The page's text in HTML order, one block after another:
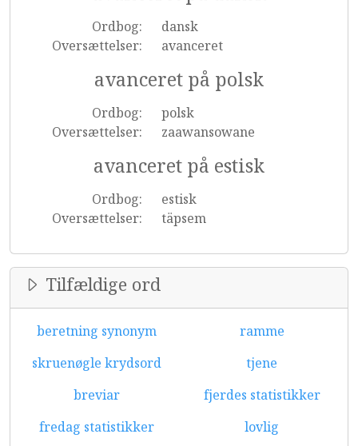
Ordbog:
dansk
Oversættelser:
avanceret
avanceret på polsk
Ordbog:
polsk
Oversættelser:
zaawansowane
avanceret på estisk
Ordbog:
estisk
Oversættelser:
täpsem
Tilfældige ord
beretning synonym
ramme
skruenøgle krydsord
tjene
breviar
fjerdes statistikker
fredag statistikker
lovlig